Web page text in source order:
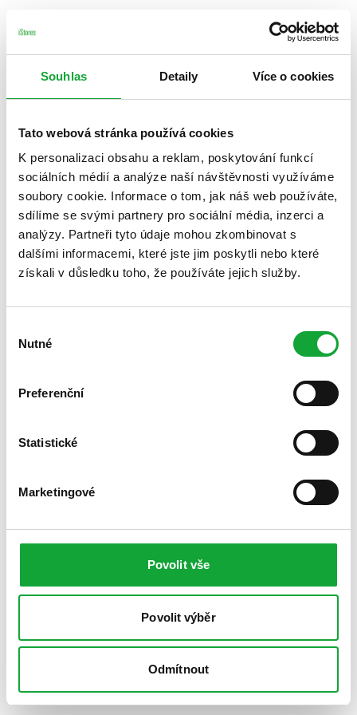
Souhlas Detaily Více o cookies
Tato webová stránka používá cookies
K personalizaci obsahu a reklam, poskytování funkcí
sociálních médií a analýze naší návštěvnosti využíváme
soubory cookie. Informace o tom, jak náš web používáte,
sdílíme se svými partnery pro sociální média, inzerci a
analýzy. Partneři tyto údaje mohou zkombinovat s
dalšími informacemi, které jste jim poskytli nebo které
získali v důsledku toho, že používáte jejich služby.
souhlasu
Nutné
Preferenční
Statistické
Marketingové
Povolit vše
Povolit výběr
Odmítnout